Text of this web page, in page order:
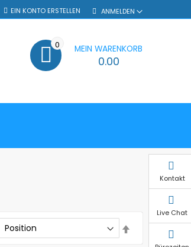
ANMELDEN
EIN KONTO ERSTELLEN
MEIN WARENKORB
0.00
0
absteigender
Kontakt
Live Chat